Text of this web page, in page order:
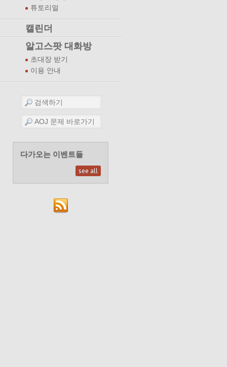
튜토리얼
캘린더
알고스팟 대화방
초대장 받기
이용 안내
다가오는 이벤트들
see all